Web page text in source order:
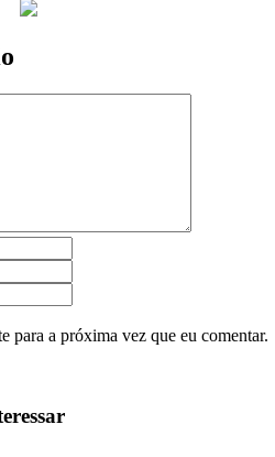
para a próxima vez que eu comentar.